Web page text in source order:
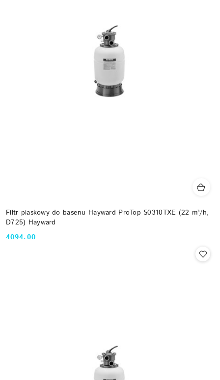
Filtr piaskowy do basenu Hayward ProTop S0310TXE (22 m³/h,
D725) Hayward
Cena:
4094.00